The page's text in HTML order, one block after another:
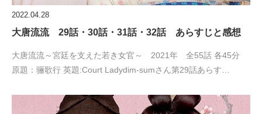
2022.04.28
大唐流流 29話・30話・31話・32話 あらすじと感想
大唐流流～宮廷を支えた若き女官～ 2021年 全55話 各45分
原題：骊歌行 英題:Court Ladydim-sumさん第29話あらす…